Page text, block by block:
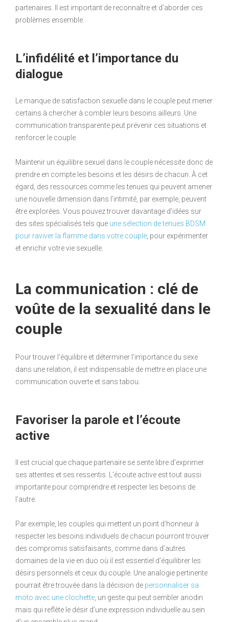
partenaires. Il est important de reconnaître et d’aborder ces
problèmes ensemble.
L’infidélité et l’importance du
dialogue
Le manque de satisfaction sexuelle dans le couple peut mener
certains à chercher à combler leurs besoins ailleurs. Une
communication transparente peut prévenir ces situations et
renforcer le couple.
Maintenir un équilibre sexuel dans le couple nécessite donc de
prendre en compte les besoins et les désirs de chacun. À cet
égard, des ressources comme les tenues qui peuvent amener
une nouvelle dimension dans l’intimité, par exemple, peuvent
être explorées. Vous pouvez trouver davantage d’idées sur
des sites spécialisés tels que une sélection de tenues BDSM
pour raviver la flamme dans votre couple , pour expérimenter
et enrichir votre vie sexuelle.
La communication : clé de
voûte de la sexualité dans le
couple
Pour trouver l’équilibre et déterminer l’importance du sexe
dans une relation, il est indispensable de mettre en place une
communication ouverte et sans tabou.
Favoriser la parole et l’écoute
active
Il est crucial que chaque partenaire se sente libre d’exprimer
ses attentes et ses ressentis. L’écoute active est tout aussi
importante pour comprendre et respecter les besoins de
l’autre.
Par exemple, les couples qui mettent un point d’honneur à
respecter les besoins individuels de chacun pourront trouver
des compromis satisfaisants, comme dans d’autres
domaines de la vie en duo où il est essentiel d’équilibrer les
désirs personnels et ceux du couple. Une analogie pertinente
pourrait être trouvée dans la décision de personnaliser sa
moto avec une clochette , un geste qui peut sembler anodin
mais qui reflète le désir d’une expression individuelle au sein